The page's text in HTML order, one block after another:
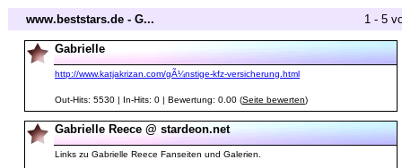
www.beststars.de - G... 1 - 5
Gabrielle
http://www.katjakrizan.com/gÃ¼nstige-kfz-versicherung.html
Out-Hits: 5530 | In-Hits: 0 | Bewertung: 0.00 (Seite bewerten)
Gabrielle Reece @ stardeon.net
Links zu Gabrielle Reece Fanseiten und Galerien.